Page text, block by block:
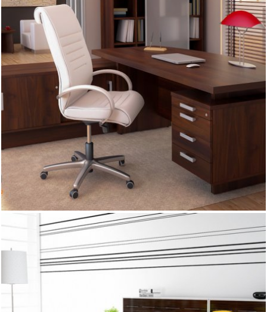
System GRAND cechuje klasyczna, ponadczasowa
stylistyka połączona z najwyższą jakością wykonania. Jego
unikalne wzornictwo podkreśla wyjątkowy charakter
aranżowanego pomieszczenia. Doskonale sprawdza się w
pokojach managerów ceniących prostotę i klasykę kreacji,
ale również wśród użytkowników chcących prestiżowo i
elegancko wyposażyć gabinet.
Wykonanie w całości z płyt melaminowanych. Do wyboru
kilkanaście kolorów . Blaty grubości 41 mm
Płyta melaminowana - dostępna kolorystyka wg wzornika
Wuteh. Blaty biurek i stolików- grubość 41mm. Uchwyty i
ramki - srebrne aluminium. Witryna - szkło mleczne. PM-1 /
Port multimedialny Uchylna kaseta podblatowa stalowa,
malowana proszkowo na kolor RAL9006